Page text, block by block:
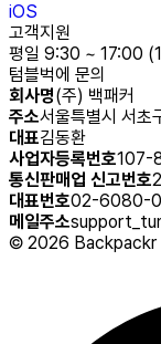
iOS
고객지원
평일 9:30 ~ 17:00
텀블벅에 문의
회사명(주) 백패커
주소서울특별시 서
대표김동환
사업자등록번호107-
통신판매업 신고번호
대표번호02-6080-
메일주소
© 2026 Backpackr